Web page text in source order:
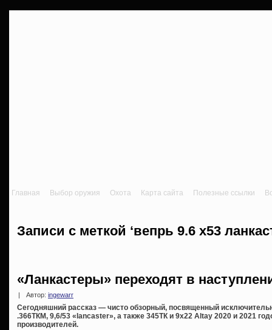
Главная Выбор оружия Охота Карта сайта Полезные ссылки
Записи с меткой ‘вепрь 9.6 х53
«Ланкастеры» переходят в
Автор: ingewarr
Сегодняшний рассказ — чисто обзорный, посвященный
.366ТКМ, 9,6/53 «lancaster», а также 345ТК и 9х22 Altay 2020 и 2021
производителей.